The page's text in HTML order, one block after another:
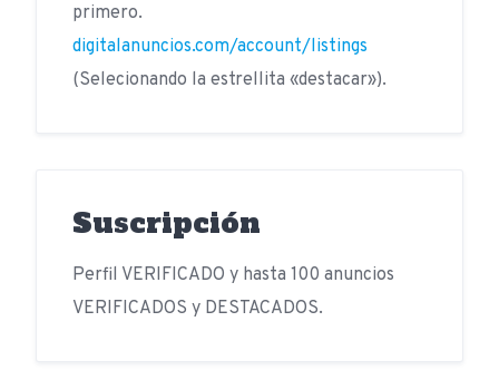
primero.
digitalanuncios.com/account/listings
(Selecionando la estrellita «destacar»).
Suscripción
Perfil VERIFICADO y hasta 100 anuncios
VERIFICADOS y DESTACADOS.